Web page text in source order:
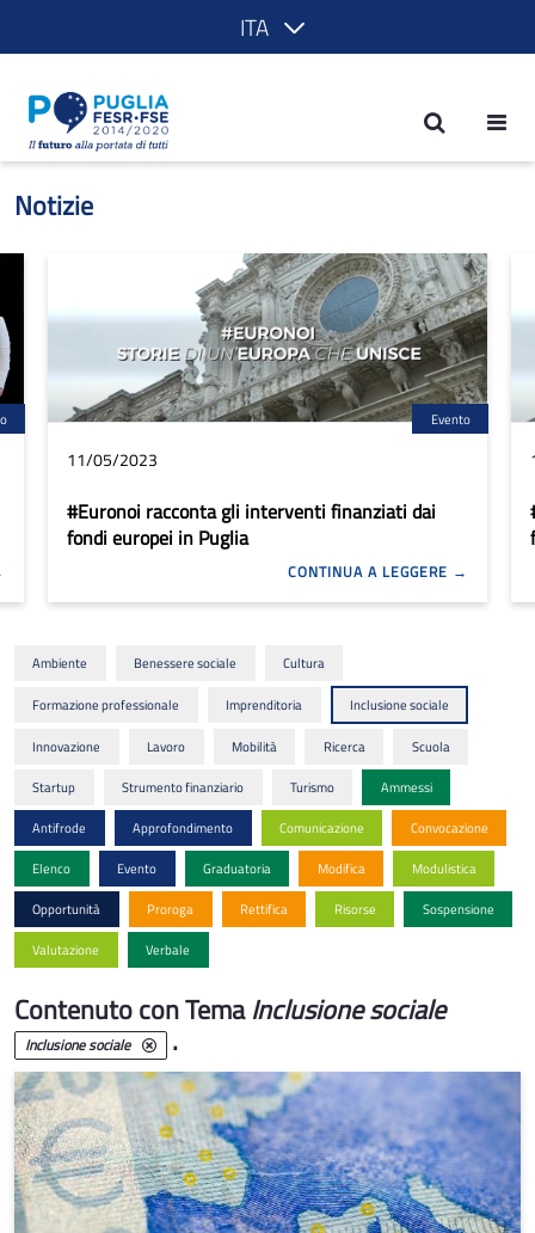
ITA
Notizie - POR Puglia 2014-2020
Notizie
Evento
11/05/2023
#Euronoi racconta gli interventi finanziati dai
fondi europei in Puglia
CONTINUA A LEGGERE
Contenuto con TemaInclusione sociale
Inclusione sociale .
Ambiente Benessere sociale Cultura
Formazione professionale Imprenditoria Inclusione sociale
Innovazione Lavoro Mobilità Ricerca Scuola
Startup Strumento finanziario Turismo Ammessi
Antifrode Approfondimento Comunicazione Convocazione
Elenco Evento Graduatoria Modifica Modulistica
Opportunità Proroga Rettifica Risorse Sospensione
Valutazione Verbale